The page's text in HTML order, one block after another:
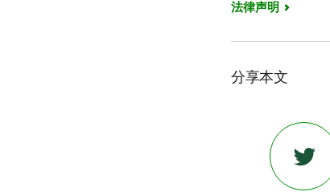
法律声明
分享本文